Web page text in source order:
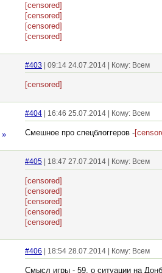
[censored]
[censored]
[censored]
[censored]
#403 | 09:14 24.07.2014 | Кому: Всем
[censored]
»
#404 | 16:46 25.07.2014 | Кому: Всем
Смешное про спецблоггеров -
#405 | 18:47 27.07.2014 | Кому: Всем
[censored]
[censored]
[censored]
[censored]
[censored]
#406 | 18:54 28.07.2014 | Кому: Всем
Смысл игры - 59, о ситуации на